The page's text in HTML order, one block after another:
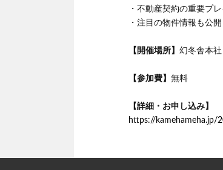
・不動産契約の重要プ
・注目の物件情報も公開
【開催場所】 幻冬舎本
【参加費】 無料
【詳細・お申し込み】
https://